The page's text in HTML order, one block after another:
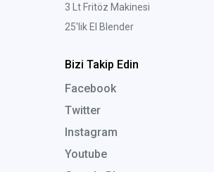
3 Lt Fritöz Makinesi
25'lik El Blender
Bizi Takip Edin
Facebook
Twitter
Instagram
Youtube